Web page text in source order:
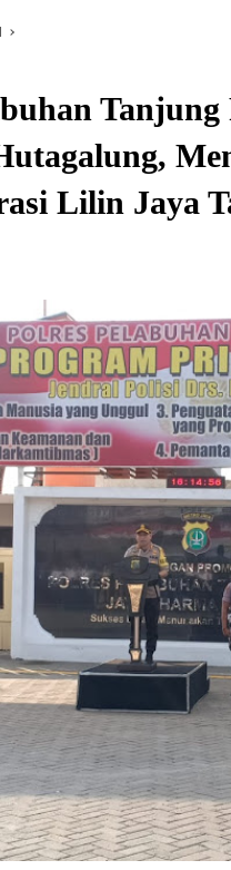
Lilin Jaya